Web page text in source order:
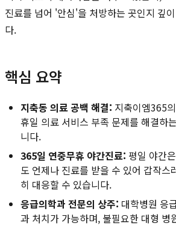
진료를 넘어 '안심'을 처방하는 곳인지 깊
다.
핵심 요약
지축동 의료 공백 해결: 지축이엠365
휴일 의료 서비스 부족 문제를 해결하
니다.
365일 연중무휴 야간진료: 평일 야간
도 언제나 진료를 받을 수 있어 갑작스
히 대응할 수 있습니다.
응급의학과 전문의 상주: 대학병원 응
과 처치가 가능하며, 불필요한 대형 병